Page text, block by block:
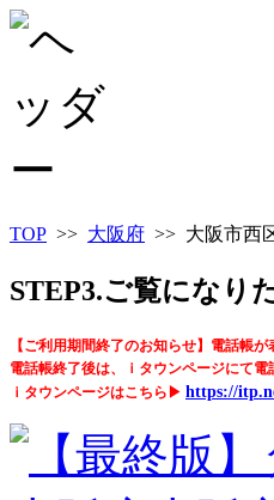
TOP >> 大阪府 >> 大阪市西
STEP3.ご覧になり
【ご利用期間終了のお知らせ】電話帳
電話帳終了後は、ｉタウンページにて電
ｉタウンページはこちら▶ https://